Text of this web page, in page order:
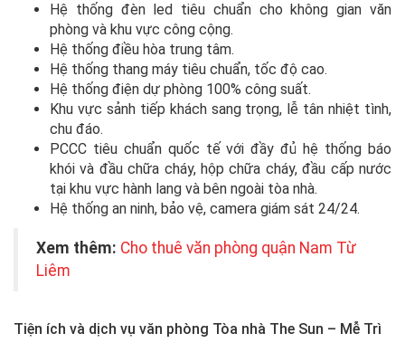
Hệ thống đèn led tiêu chuẩn cho không gian văn
phòng và khu vực công cộng.
Hệ thống điều hòa trung tâm.
Hệ thống thang máy tiêu chuẩn, tốc độ cao.
Hệ thống điện dự phòng 100% công suất.
Khu vực sảnh tiếp khách sang trọng, lễ tân nhiệt tình,
chu đáo.
PCCC tiêu chuẩn quốc tế với đầy đủ hệ thống báo
khói và đầu chữa cháy, hộp chữa cháy, đầu cấp nước
tại khu vực hành lang và bên ngoài tòa nhà.
Hệ thống an ninh, bảo vệ, camera giám sát 24/24.
Xem thêm: Cho thuê văn phòng quận Nam Từ
Liêm
Tiện ích và dịch vụ văn phòng Tòa nhà The Sun – Mễ Trì